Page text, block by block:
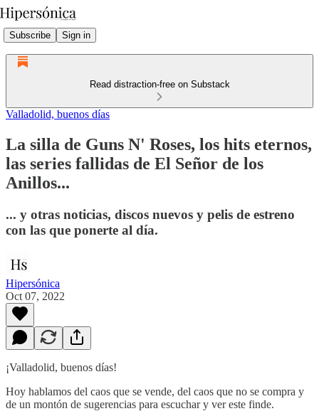
Subscribe Sign in
Read distraction-free on Substack
Valladolid, buenos días
La silla de Guns N' Roses, los hits eternos,
las series fallidas de El Señor de los
Anillos...
... y otras noticias, discos nuevos y pelis de estreno
con las que ponerte al día.
Hipersónica
Oct 07, 2022
¡Valladolid, buenos días!
Hoy hablamos del caos que se vende, del caos que no se compra y
de un montón de sugerencias para escuchar y ver este finde.